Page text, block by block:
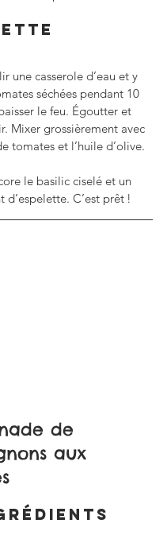
une casserole d’eau et y
séchées pendant 10
le feu. Égoutter et
Mixer grossièrement avec
tomates et l’huile d’olive.
le basilic ciselé et un
C’est prêt !
de
aux